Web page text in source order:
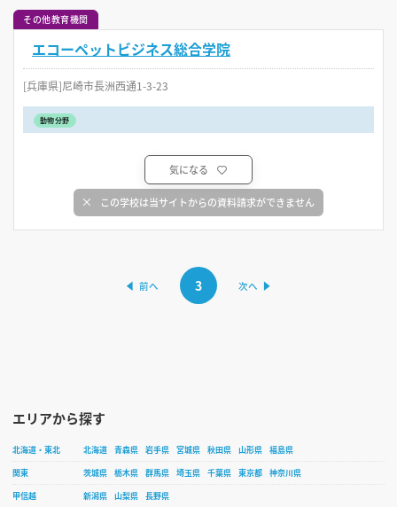
その他教育機関
エコーペットビジネス総合学院
[兵庫県]尼崎市長洲西通1-3-23
動物分野
気になる
この学校は当サイトからの資料請求ができません
3
エリアから探す
北海道・東北 北海道 青森県 岩手県 宮城県 秋田県 山形県
福島県
関東
茨城県 栃木県 群馬県 埼玉県 千葉県 東京都
神奈川県
甲信越
新潟県 山梨県
長野県